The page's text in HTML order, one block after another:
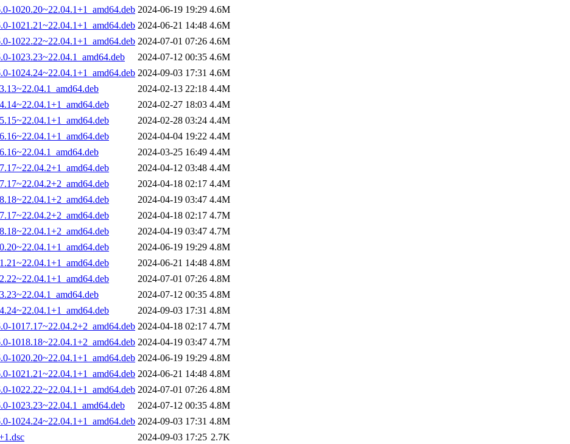
1020.20~22.04.1+1_amd64.deb 2024-06-19 19:29 4.6M
1021.21~22.04.1+1_amd64.deb 2024-06-21 14:48 4.6M
1022.22~22.04.1+1_amd64.deb 2024-07-01 07:26 4.6M
1023.23~22.04.1_amd64.deb
2024-07-12 00:35 4.6M
1024.24~22.04.1+1_amd64.deb 2024-09-03 17:31 4.6M
2024-02-13 22:18 4.4M
2024-02-27 18:03 4.4M
2024-02-28 03:24 4.4M
2024-04-04 19:22 4.4M
2024-03-25 16:49 4.4M
2024-04-12 03:48 4.4M
2024-04-18 02:17 4.4M
2024-04-19 03:47 4.4M
2024-04-18 02:17 4.7M
2024-04-19 03:47 4.7M
2024-06-19 19:29 4.8M
2024-06-21 14:48 4.8M
2024-07-01 07:26 4.8M
2024-07-12 00:35 4.8M
2024-09-03 17:31 4.8M
1017.17~22.04.2+2_amd64.deb 2024-04-18 02:17 4.7M
1018.18~22.04.1+2_amd64.deb 2024-04-19 03:47 4.7M
1020.20~22.04.1+1_amd64.deb 2024-06-19 19:29 4.8M
1021.21~22.04.1+1_amd64.deb 2024-06-21 14:48 4.8M
1022.22~22.04.1+1_amd64.deb 2024-07-01 07:26 4.8M
1023.23~22.04.1_amd64.deb
2024-07-12 00:35 4.8M
1024.24~22.04.1+1_amd64.deb 2024-09-03 17:31 4.8M
2024-09-03 17:25 2.7K